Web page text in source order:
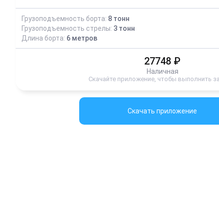
Грузоподъемность борта: 8 тонн
Грузоподъемность стрелы: 3 тонн
Длина борта: 6 метров
27748 ₽
Наличная
Скачайте приложение, чтобы выполнить
Скачать приложение